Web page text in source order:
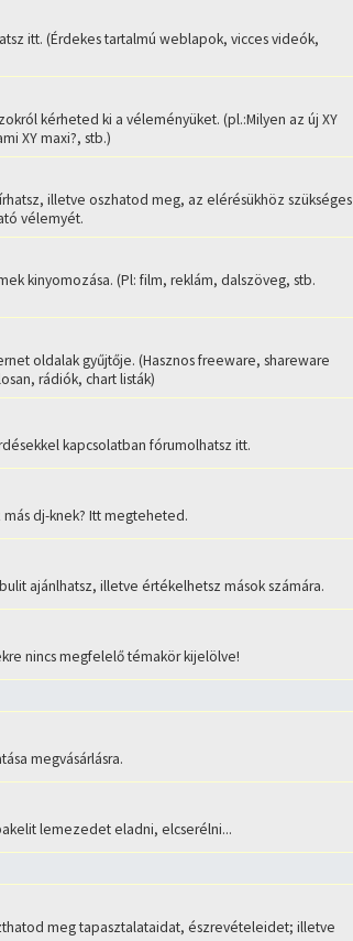
itt. (Érdekes tartalmú weblapok, vicces videók,
kérheted ki a véleményüket. (pl.:Milyen az új XY
XY maxi?, stb.)
illetve oszhatod meg, az elérésükhöz szükséges
vélemyét.
kinyomozása. (Pl: film, reklám, dalszöveg, stb.
oldalak gyűjtője. (Hasznos freeware, shareware
rádiók, chart listák)
kapcsolatban fórumolhatsz itt.
dj-knek? Itt megteheted.
ajánlhatsz, illetve értékelhetsz mások számára.
nincs megfelelő témakör kijelölve!
megvásárlásra.
lemezedet eladni, elcserélni...
meg tapasztalataidat, észrevételeidet; illetve